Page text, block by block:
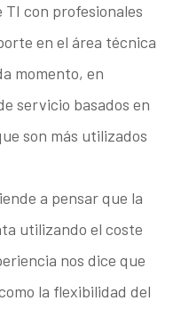
con profesionales
en el área técnica
momento, en
servicio basados en
son más utilizados
a pensar que la
utilizando el coste
nos dice que
la flexibilidad del